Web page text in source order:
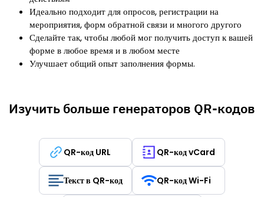
Идеально подходит для опросов, регистрации на
мероприятия, форм обратной связи и многого другого
Сделайте так, чтобы любой мог получить доступ к вашей
форме в любое время и в любом месте
Улучшает общий опыт заполнения формы.
Изучить больше генераторов QR-кодов
QR-код URL QR-код vCard
Текст в QR-код QR-код Wi-Fi